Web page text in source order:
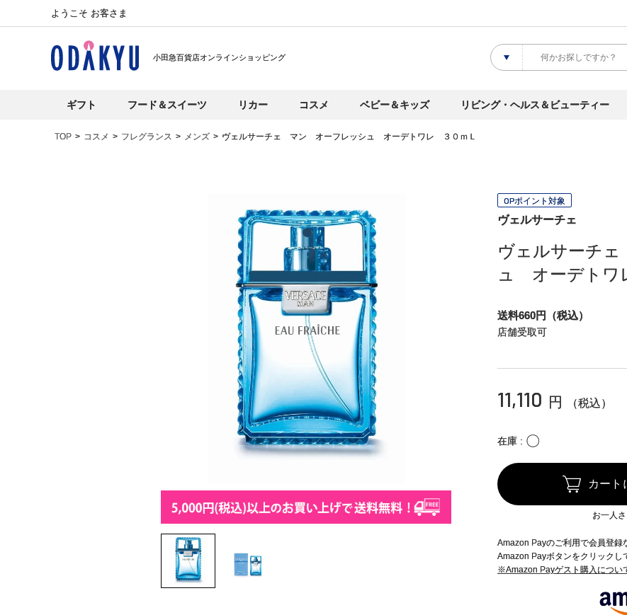
ようこそ お客さま
小田急百貨店オンラインショッピング
ギフト フード＆スイーツ リカー コスメ ベビー＆キッズ リビング・ヘルス＆ビューティー
TOP コスメ フレグランス メンズ ヴェルサーチェ マン オーフレッシュ オーデトワレ ３０ｍＬ
OPポイント対象
ヴェルサーチェ
ヴェルサーチ
ュ オーデトワ
送料660円（税込）
店舗受取可
11,110 円 （税込）
在庫 〇
カート
お一人
Amazon Payのご利用で会員登録
Amazon Payボタンをクリックし
※Amazon Payゲスト購入につい